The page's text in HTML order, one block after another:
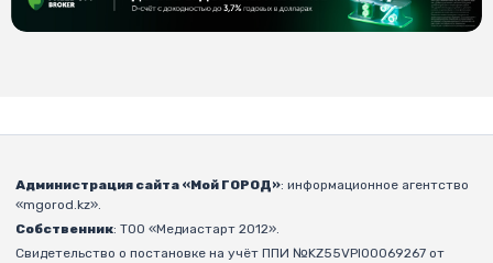
Администрация сайта «Мой ГОРОД»: информационное агентство
«mgorod.kz».
Собственник: ТОО «Медиастарт 2012».
Свидетельство о постановке на учёт ППИ №KZ55VPI00069267 от